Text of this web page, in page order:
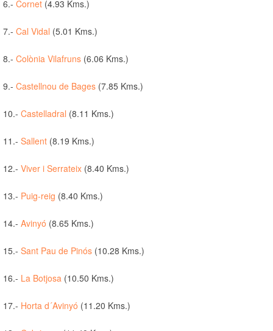
6.- Cornet (4.93 Kms.)
7.- Cal Vidal (5.01 Kms.)
8.- Colònia Vilafruns (6.06 Kms.)
9.- Castellnou de Bages (7.85 Kms.)
10.- Castelladral (8.11 Kms.)
11.- Sallent (8.19 Kms.)
12.- Viver i Serrateix (8.40 Kms.)
13.- Puig-reig (8.40 Kms.)
14.- Avinyó (8.65 Kms.)
15.- Sant Pau de Pinós (10.28 Kms.)
16.- La Botjosa (10.50 Kms.)
17.- Horta d´Avinyó (11.20 Kms.)